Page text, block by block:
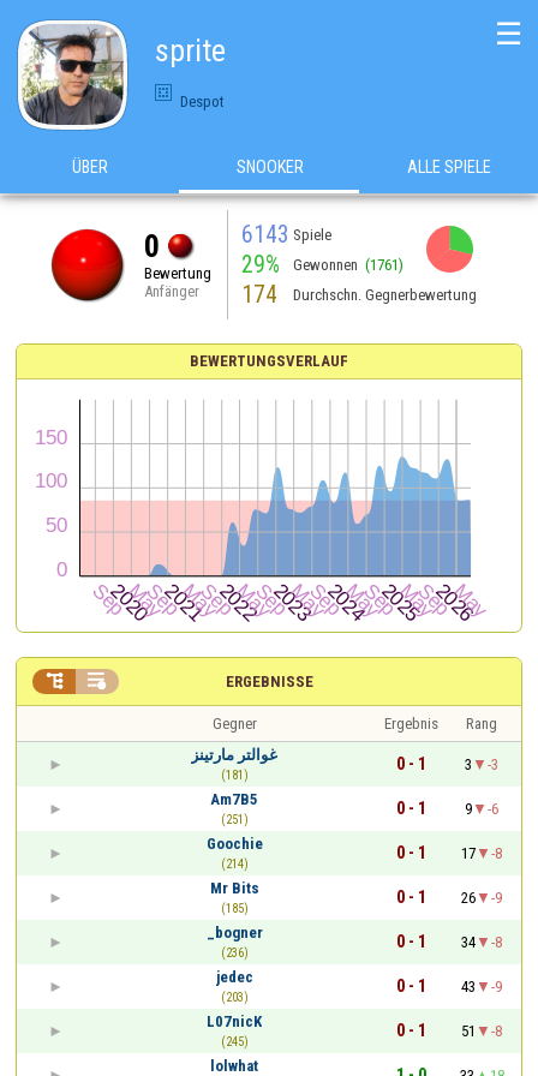
sprite
Despot
☰
ÜBER SNOOKER ALLE SPIELE
0
Bewertung
Anfänger
6143 Spiele
29% Gewonnen (1761)
174 Durchschn. Gegnerbewertung
BEWERTUNGSVERLAUF
ERGEBNISSE
 
Gegner Ergebnis
Rang
غوالتر مارتينز
(181)
0 - 1 3
-3
Am7B5
(251)
0 - 1 9
-6
Goochie
(214)
0 - 1 17
-8
Mr Bits
(185)
0 - 1 26
-9
_bogner
(236)
0 - 1 34
-8
jedec
(203)
0 - 1 43
-9
L07nicK
(245)
0 - 1 51
-8
lolwhat